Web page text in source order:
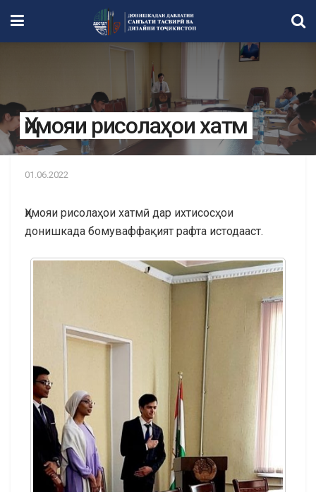
Ҳимояи рисолаҳои хатм
01.06.2022
Ҳимояи рисолаҳои хатмӣ дар ихтисосҳои
донишкада бомуваффақият рафта истодааст.